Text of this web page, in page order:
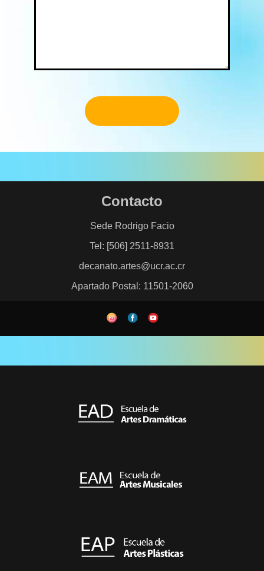
Contacto
Sede Rodrigo Facio
Tel: [506] 2511-8931
decanato.artes@ucr.ac.cr
Apartado Postal: 11501-2060